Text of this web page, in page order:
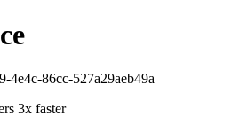
86cc-527a29aeb49a
3x faster